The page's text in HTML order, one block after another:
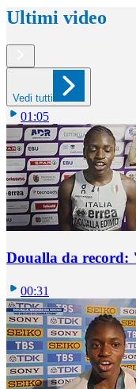
Ultimi video
Vedi tutti
01:05
Doualla da record:
00:31